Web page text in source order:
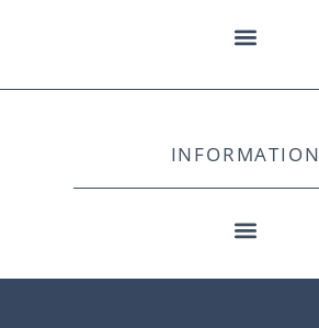
INFORMATION